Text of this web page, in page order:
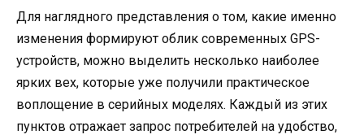
Для наглядного представления о том, какие именно
изменения формируют облик современных GPS-
устройств, можно выделить несколько наиболее
ярких вех, которые уже получили практическое
воплощение в серийных моделях. Каждый из этих
пунктов отражает запрос потребителей на удобство,